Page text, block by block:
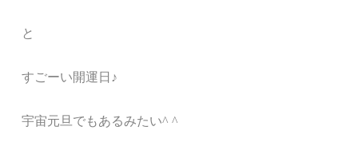
と
すごーい開運日 ♪
宇宙元旦でもあるみたい^ ^